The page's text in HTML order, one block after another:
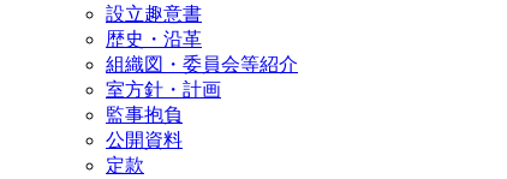
設立趣意書
歴史・沿革
組織図・委員会等紹介
室方針・計画
監事抱負
公開資料
定款